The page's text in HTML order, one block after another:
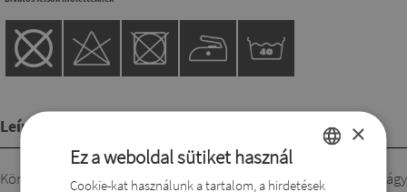
Leírás
Könyékig érő ujjú,ujja végén pánttal, laza vonalú csinos felső. Lágy
HUNGARIAN
×
Ez a weboldal sütiket használ
Cookie-kat használunk a tartalom, a hirdetések